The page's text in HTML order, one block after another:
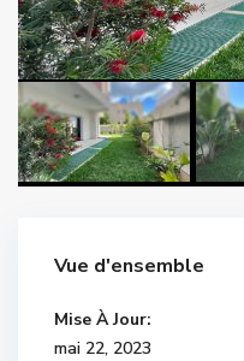
Vue d'ensemble
Mise À Jour:
mai 22, 2023